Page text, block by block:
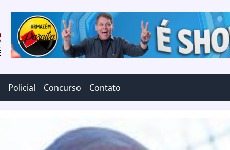
Policial Concurso Contato